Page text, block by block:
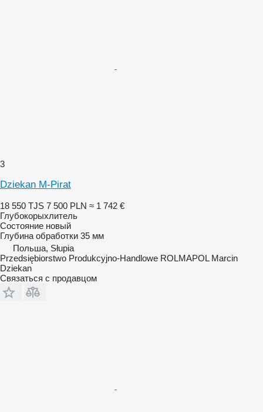
3
Dziekan M-Pirat
18 550 TJS 7 500 PLN ≈ 1 742 €
Глубокорыхлитель
Состояние новый
Глубина обработки 35 мм
Польша, Słupia
Przedsiębiorstwo Produkcyjno-Handlowe ROLMAPOL Marcin
Dziekan
Связаться с продавцом